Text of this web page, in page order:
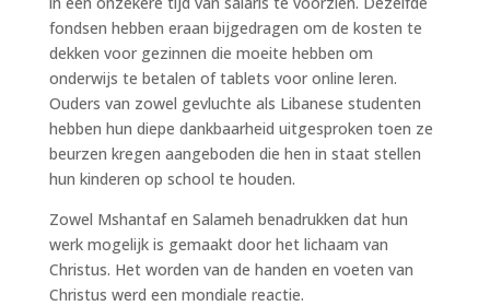
fondsen hebben eraan bijgedragen om de kosten te
dekken voor gezinnen die moeite hebben om
onderwijs te betalen of tablets voor online leren.
Ouders van zowel gevluchte als Libanese studenten
hebben hun diepe dankbaarheid uitgesproken toen ze
beurzen kregen aangeboden die hen in staat stellen
hun kinderen op school te houden.
Zowel Mshantaf en Salameh benadrukken dat hun
werk mogelijk is gemaakt door het lichaam van
Christus. Het worden van de handen en voeten van
Christus werd een mondiale reactie.